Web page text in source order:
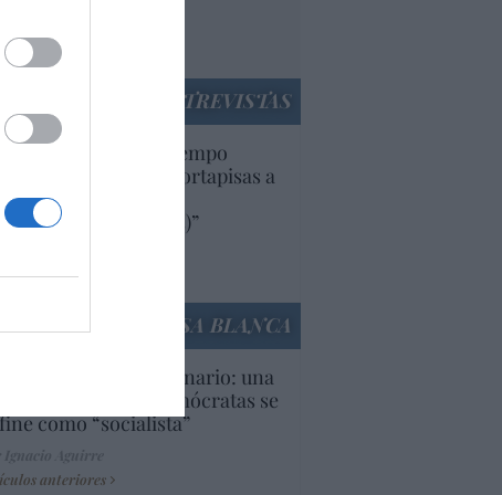
ENTREVISTAS
lleva mucho tiempo
aranceles y cortapisas a
y compañías
(y europeas)”
anteriores
LA CASA BLANCA
Inquietante escenario: una
parte de los demócratas se
como “socialista”
anteriores